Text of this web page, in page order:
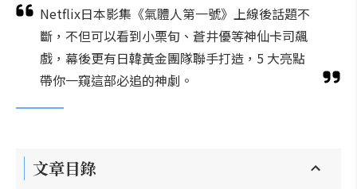
Netflix日本影集《氣體人第一號》上線後話題不
斷，不但可以看到小栗旬、蒼井優等神仙卡司飆
戲，幕後更有日韓黃金團隊聯手打造，5 大亮點
帶你一窺這部必追的神劇。
文章目錄